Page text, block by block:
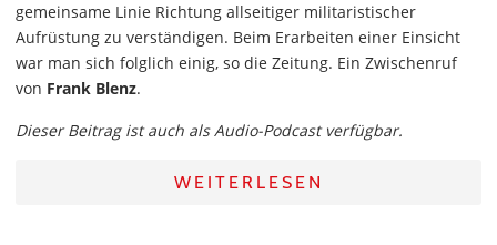
gemeinsame Linie Richtung allseitiger militaristischer
Aufrüstung zu verständigen. Beim Erarbeiten einer Einsicht
war man sich folglich einig, so die Zeitung. Ein Zwischenruf
von Frank Blenz.
Dieser Beitrag ist auch als Audio-Podcast verfügbar.
WEITERLESEN